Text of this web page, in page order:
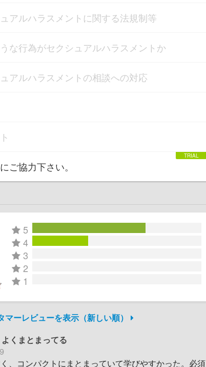
アルハラスメントに関する法規制等
な行為がセクシュアルハラスメントか
アルハラスメントの相談への対応
ご協力下さい。
5
4
3
2
1
マーレビューを表示（新しい順）
よくまとまってる
、コンパクトにまとまっていて学びやすかった。必須